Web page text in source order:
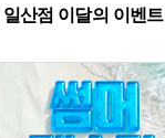
산점 이달의 이벤